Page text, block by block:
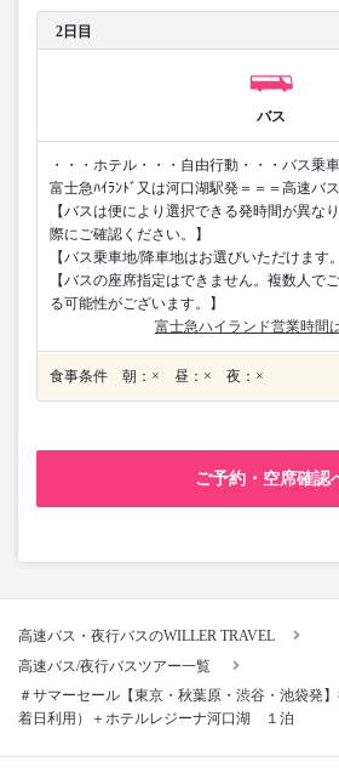
2日目
バス
・・・ホテル・・・自由行動・・・バス乗
富士急ﾊｲﾗﾝﾄﾞ又は河口湖駅発＝＝＝高速バ
【バスは便により選択できる発時間が異な
際にご確認ください。】
【バス乗車地/降車地はお選びいただけます。
【バスの座席指定はできません。複数人で
る可能性がございます。】
富士急ハイランド営業時間
食事条件 朝：× 昼：× 夜：×
ご予約・空席確認
高速バス・夜行バスのWILLER TRAVEL
高速バス/夜行バスツアー一覧
＃サマーセール【東京・秋葉原・渋谷・池袋発
着日利用）＋ホテルレジーナ河口湖 １泊